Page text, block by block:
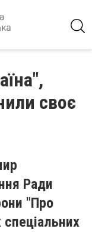
своє
Ради
"Про